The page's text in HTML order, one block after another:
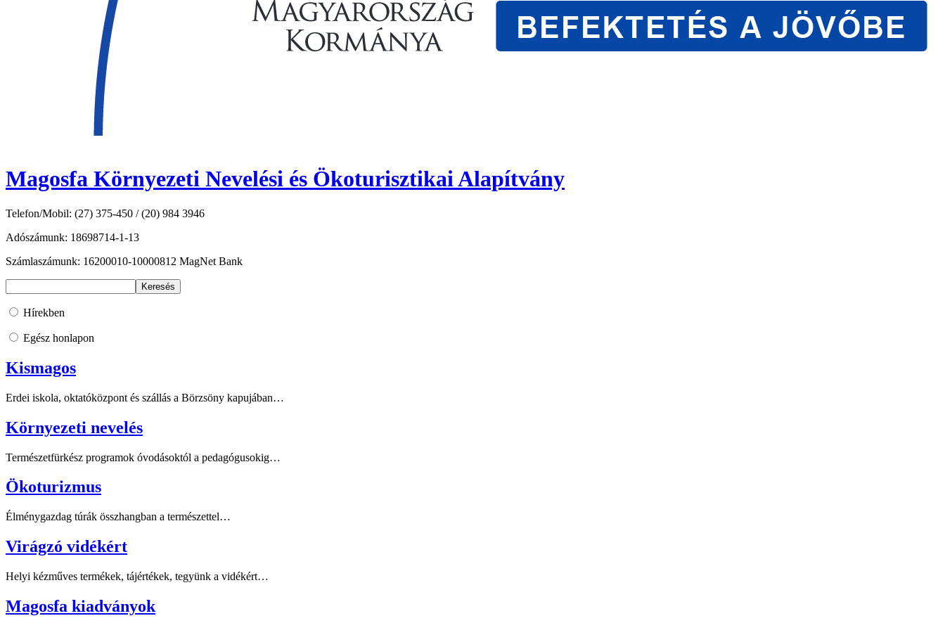
Magosfa Környezeti Nevelési és Ökoturisztikai Alapítvány
Telefon/Mobil: (27) 375-450 / (20) 984 3946
Adószámunk: 18698714-1-13
Számlaszámunk: 16200010-10000812 MagNet Bank
Hírekben
Egész honlapon
Kismagos
Erdei iskola, oktatóközpont és szállás a Börzsöny kapujában…
Környezeti nevelés
Természetfürkész programok óvodásoktól a pedagógusokig…
Ökoturizmus
Élménygazdag túrák összhangban a természettel…
Virágzó vidékért
Helyi kézműves termékek, tájértékek, tegyünk a vidékért…
Magosfa kiadványok